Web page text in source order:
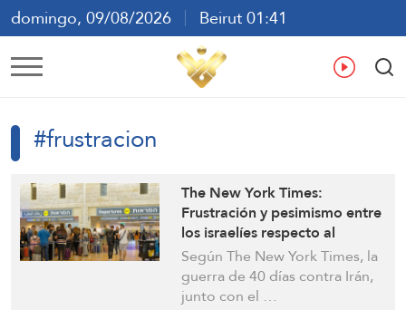
domingo, 09/08/2026
Beirut 01:41
ع En
#frustracion
The New York Times:
Frustración y pesimismo entre
los israelíes respecto al
resultado de la guerra contra
Irán y Líbano
Según The New York Times, la
guerra de 40 días contra Irán,
junto con el …